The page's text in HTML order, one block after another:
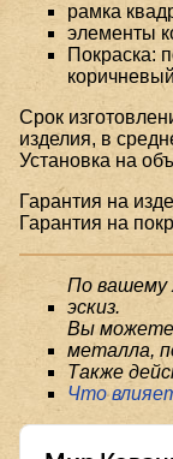
рамка
элементы
Покраска:
коричневый
Срок
изделия, в
Установка на
Гарантия на
Гарантия на
По вашему
эскиз.
Вы можете
металла,
Также
Что